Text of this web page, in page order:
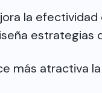
la efectividad
estrategias
más atractiva